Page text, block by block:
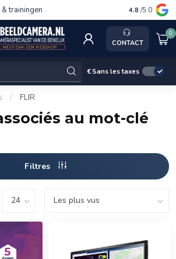
trainingen 4.8 /5.0
CONTACT
0
€Sans les taxes
/ FLIR
au mot-clé
Filtres